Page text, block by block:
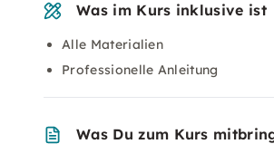
Was im Kurs inklusive ist
Alle Materialien
Professionelle Anleitung
Was Du zum Kurs